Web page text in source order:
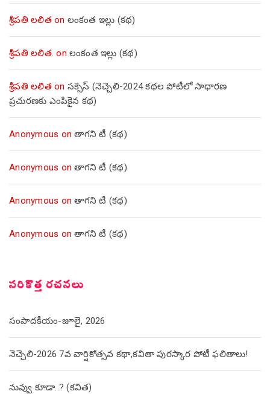
శ్రీపతి లలిత on లంకంత ఇల్లు (కథ)
శ్రీపతి లలిత. on లంకంత ఇల్లు (కథ)
శ్రీపతి లలిత on సక్సెస్ (నెచ్చెలి-2024 కథల పోటీలో సాధారణ
ప్రచురణకు ఎంపికైన కథ)
Anonymous onతాగని టీ (కథ)
Anonymous onతాగని టీ (కథ)
Anonymous onతాగని టీ (కథ)
Anonymous onతాగని టీ (కథ)
సరికొత్త రచనలు
సంపాదకీయం-జూలై, 2026
నెచ్చెలి-2026 7వ వార్షికోత్సవ కథా,కవితా పురస్కార పోటీ ఫలితాలు!
నువ్వు కూడా..? (కవిత)